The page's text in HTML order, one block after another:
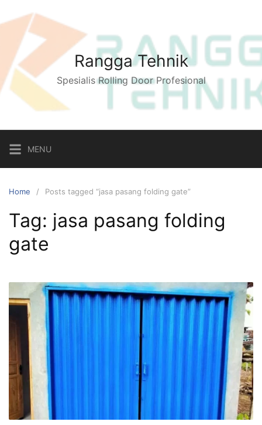
to
content
Rangga Tehnik
Spesialis Rolling Door Profesional
MENU
Home Posts tagged “jasa pasang folding gate”
Tag: jasa pasang folding
gate